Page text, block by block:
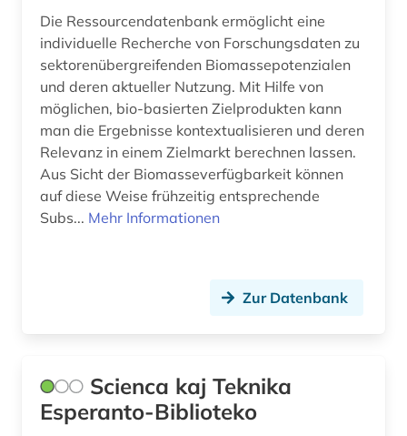
Die Ressourcendatenbank ermöglicht eine
individuelle Recherche von Forschungsdaten zu
sektorenübergreifenden Biomassepotenzialen
und deren aktueller Nutzung. Mit Hilfe von
möglichen, bio-basierten Zielprodukten kann
man die Ergebnisse kontextualisieren und deren
Relevanz in einem Zielmarkt berechnen lassen.
Aus Sicht der Biomasseverfügbarkeit können
auf diese Weise frühzeitig entsprechende
Subs... Mehr Informationen
Zur Datenbank
Scienca kaj Teknika
Esperanto-Biblioteko